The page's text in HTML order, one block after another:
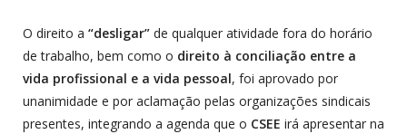
O direito a “desligar” de qualquer atividade fora do horário
de trabalho, bem como o direito à conciliação entre a
vida profissional e a vida pessoal, foi aprovado por
unanimidade e por aclamação pelas organizações sindicais
presentes, integrando a agenda que o CSEE irá apresentar na